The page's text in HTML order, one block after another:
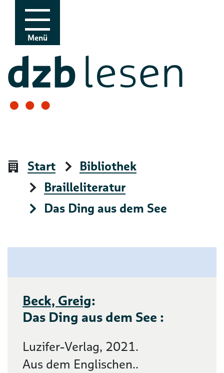
Zur Navigation
Zum Inhalt
Menü
Start
Bibliothek
Brailleliteratur
Das Ding aus dem See
Beck, Greig:
Das Ding aus dem See :
Luzifer-Verlag, 2021.
Aus dem Englischen..